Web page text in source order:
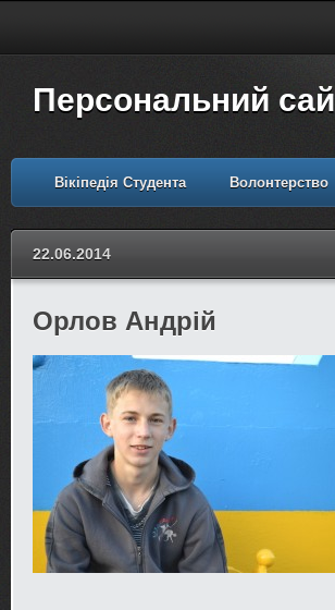
Персональний
Вікіпедія Студента Волонтерство
22.06.2014
Орлов Андрій